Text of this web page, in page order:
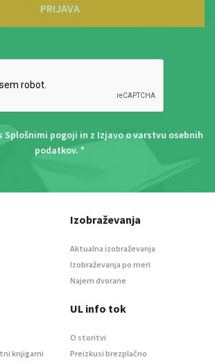
PRIJAVA
Splošnimi pogoji in z Izjavo o varstvu osebnih
podatkov. *
Izobraževanja
Aktualna izobraževanja
Izobraževanja po meri
Najem dvorane
knjigarni
UL info tok
O storitvi
Preizkusi brezplačno